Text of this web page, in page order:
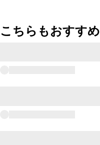
こちらもおすすめ